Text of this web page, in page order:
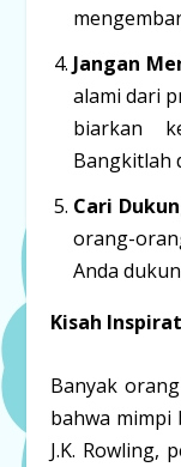
Jangan
alami dari
biarkan
Bangkitlah
Cari
orang-
Anda
Kisah
Banyak
bahwa mimpi
J.K. Rowling,